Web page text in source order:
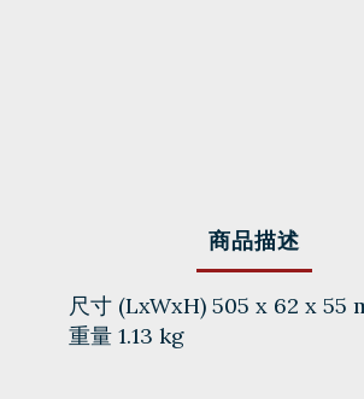
商品描述
尺寸 (LxWxH) 505 x 62 x 55
重量 1.13 kg